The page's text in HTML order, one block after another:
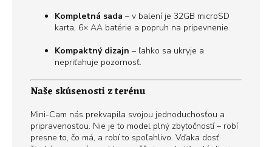
Kompletná sada – v balení je 32GB microSD
karta, 6× AA batérie a popruh na pripevnenie.
Kompaktný dizajn – ľahko sa ukryje a
nepriťahuje pozornosť.
Naše skúsenosti z terénu
Mini-Cam nás prekvapila svojou jednoduchosťou a
pripravenosťou. Nie je to model plný zbytočností – robí
presne to, čo má, a robí to spoľahlivo. Vďaka dosť